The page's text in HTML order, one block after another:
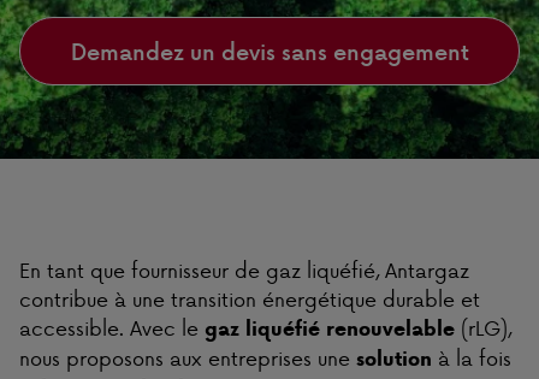
Demandez un devis sans engagement
En tant que fournisseur de gaz liquéfié, Antargaz
contribue à une transition énergétique durable et
accessible. Avec le gaz liquéfié renouvelable (rLG),
nous proposons aux entreprises une solution à la fois